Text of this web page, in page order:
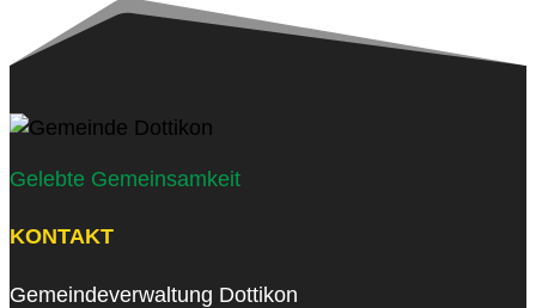
Gelebte Gemeinsamkeit
KONTAKT
Gemeindeverwaltung Dottikon